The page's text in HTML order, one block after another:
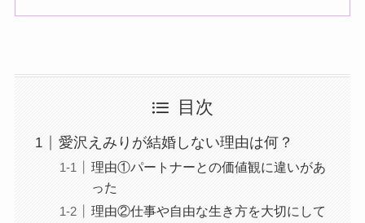
目次
愛沢えみりが結婚しない理由は何？
理由①パートナーとの価値観に違いがあ
った
理由②仕事や自由な生き方を大切にして